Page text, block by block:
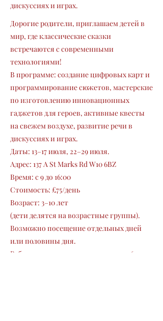
дискуссиях и играх.
Дорогие родители, приглашаем детей в
мир, где классические сказки
встречаются с современными
технологиями!
В программе: создание цифровых карт и
программирование сюжетов, мастерские
по изготовлению инновационных
гаджетов для героев, активные квесты
на свежем воздухе, развитие речи в
дискуссиях и играх.
Даты: 13–17 июля, 22–29 июля.
Адрес: 137 A St Marks Rd W10 6BZ
Время: с 9 до 16:00
Стоимость: £75/день
Возраст: 3–10 лет
(дети делятся на возрастные группы).
Возможно посещение отдельных дней
или половины дня.
Работает группа продленного дня
16.00-